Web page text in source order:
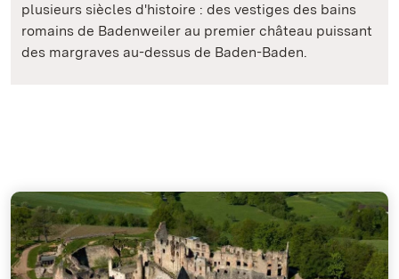
plusieurs siècles d'histoire : des vestiges des bains
romains de Badenweiler au premier château puissant
des margraves au-dessus de Baden-Baden.